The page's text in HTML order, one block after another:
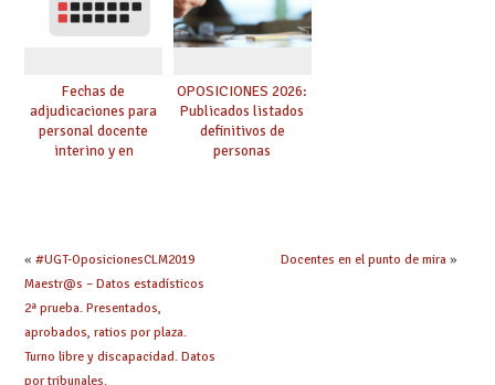
Fechas de
adjudicaciones para
personal docente
interino y en
OPOSICIONES 2026:
Publicados listados
definitivos de
personas
« #UGT-OposicionesCLM2019
Maestr@s – Datos estadísticos
2ª prueba. Presentados,
aprobados, ratios por plaza.
Turno libre y discapacidad. Datos
por tribunales.
Docentes en el punto de mira»